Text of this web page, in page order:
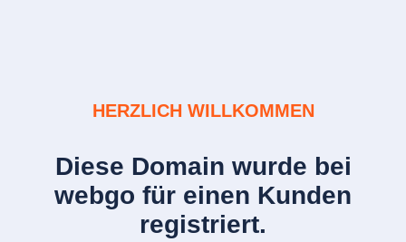
HERZLICH WILLKOMMEN
Diese Domain wurde bei
webgo für einen Kunden
registriert.